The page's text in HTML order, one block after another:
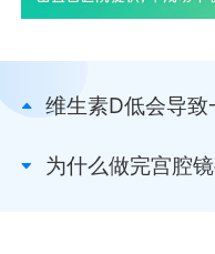
维生素D低会导致
为什么做完宫腔